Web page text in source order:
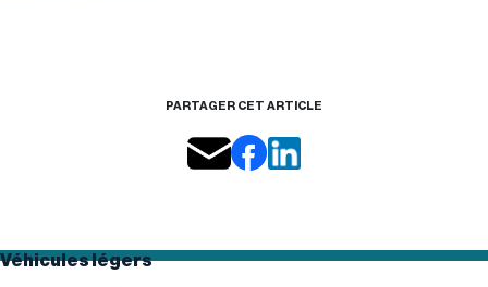
PARTAGER CET ARTICLE
Véhicules légers